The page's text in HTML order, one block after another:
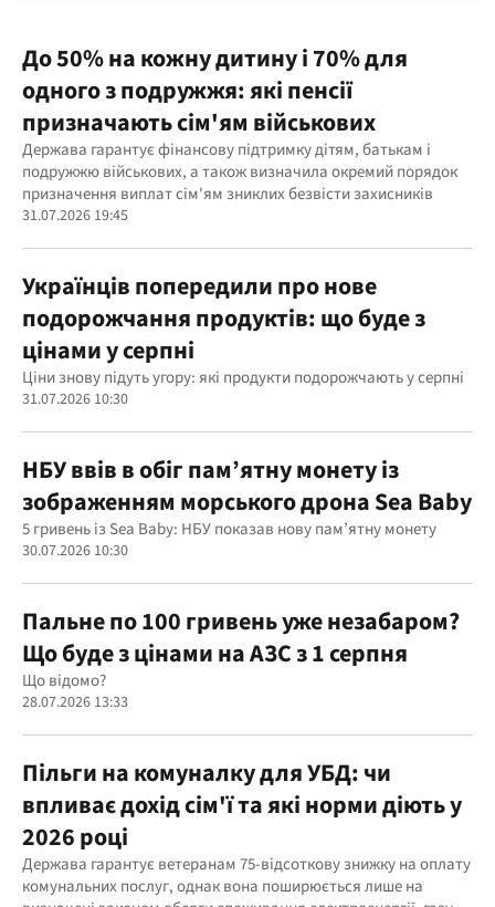
До 50% на кожну дитину і 70% для
одного з подружжя: які пенсії
призначають сім'ям військових
Держава гарантує фінансову підтримку дітям, батькам і
подружжю військових, а також визначила окремий порядок
призначення виплат сім'ям зниклих безвісти захисників
31.07.2026 19:45
Українців попередили про нове
подорожчання продуктів: що буде з
цінами у серпні
Ціни знову підуть угору: які продукти подорожчають у серпні
31.07.2026 10:30
НБУ ввів в обіг пам’ятну монету із
зображенням морського дрона Sea Baby
5 гривень із Sea Baby: НБУ показав нову пам’ятну монету
30.07.2026 10:30
Пальне по 100 гривень уже незабаром?
Що буде з цінами на АЗС з 1 серпня
Що відомо?
28.07.2026 13:33
Пільги на комуналку для УБД: чи
впливає дохід сім'ї та які норми діють у
2026 році
Держава гарантує ветеранам 75-відсоткову знижку на оплату
комунальних послуг, однак вона поширюється лише на